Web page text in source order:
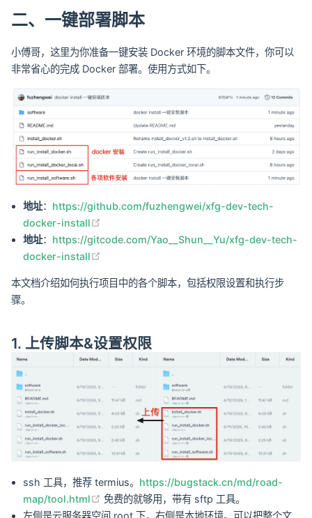
二、一键部署脚本
小傅哥，这里为你准备一键安装 Docker 环境的脚本文件，你可以
非常省心的完成 Docker 部署。使用方式如下。
地址： https://github.com/fuzhengwei/xfg-dev-tech-
docker-install
地址： https://gitcode.com/Yao__Shun__Yu/xfg-dev-tech-
docker-install
本文档介绍如何执行项目中的各个脚本，包括权限设置和执行步
骤。
1. 上传脚本&设置权限
ssh 工具，推荐 termius。 https://bugstack.cn/md/road-
map/tool.html
(opens new window)
免费的就够用，带有 sftp 工具。
左侧是云服务器空间 root 下，右侧是本地环境。可以把整个文